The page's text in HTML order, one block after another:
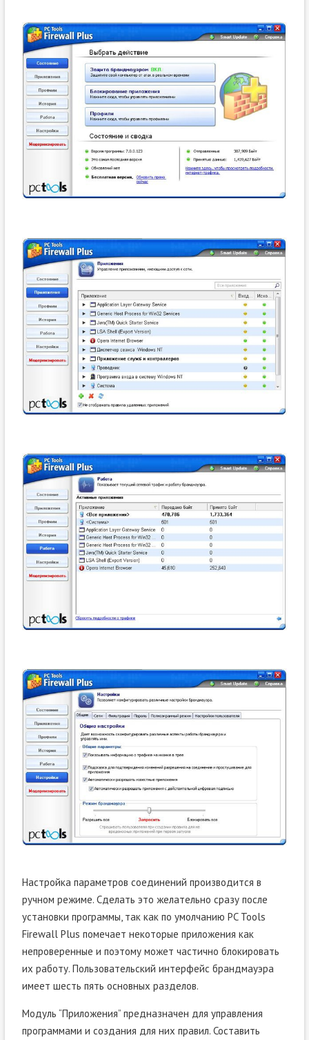
Настройка параметров соединений производится в
ручном режиме. Сделать это желательно сразу после
установки программы, так как по умолчанию PC Tools
Firewall Plus помечает некоторые приложения как
непроверенные и поэтому может частично блокировать
их работу. Пользовательский интерфейс брандмауэра
имеет шесть пять основных разделов.
Модуль “Приложения” предназначен для управления
программами и создания для них правил. Составить